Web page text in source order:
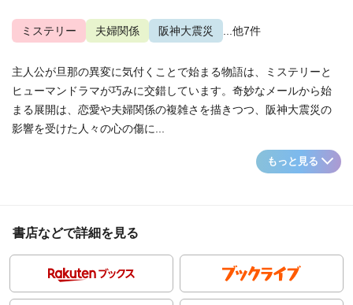
ミステリー 夫婦関係 阪神大震災 ...他7件
主人公が旦那の異変に気付くことで始まる物語は、ミステリーと
ヒューマンドラマが巧みに交錯しています。奇妙なメールから始
まる展開は、恋愛や夫婦関係の複雑さを描きつつ、阪神大震災の
影響を受けた人々の心の傷に...
もっと見る
書店などで詳細を見る